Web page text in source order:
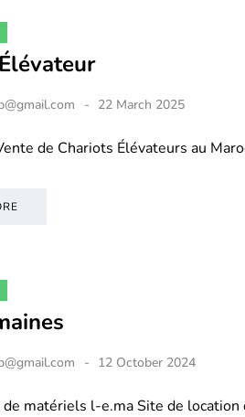
22 March 2025
de Chariots Élévateurs au
12 October 2024
matériels l-e.ma Site de